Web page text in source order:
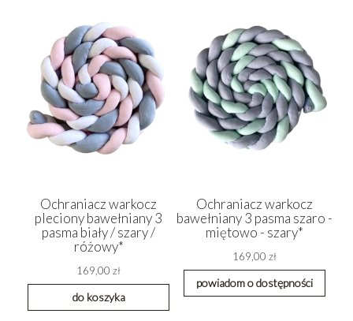
Ochraniacz warkocz
pleciony bawełniany 3
pasma biały / szary /
różowy*
169,00 zł
do koszyka
Ochraniacz warkocz
bawełniany 3 pasma szaro -
miętowo - szary*
169,00 zł
powiadom o dostępności